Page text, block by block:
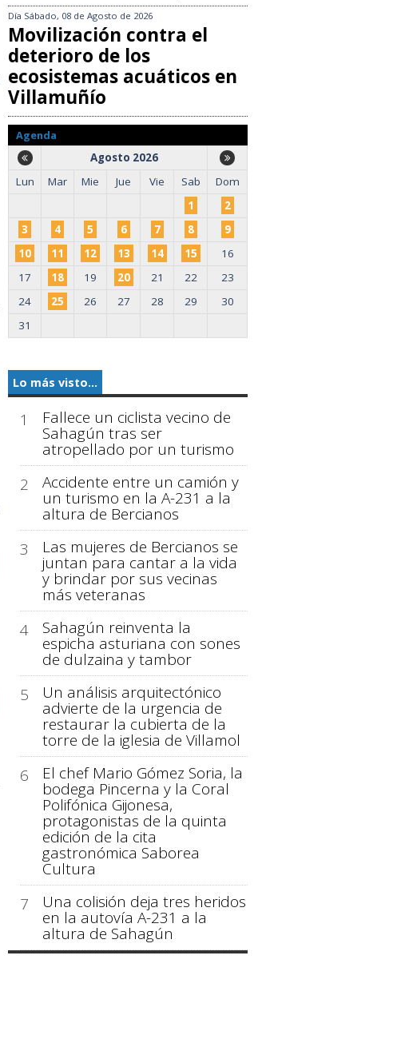
Día Sábado, 08 de Agosto de 2026
Movilización contra el
deterioro de los
ecosistemas acuáticos en
Villamuñío
Agenda
Agosto 2026
Lun
Mar Mie Jue Vie Sab
Dom
1
2
3
4 5 6 7 8
9
10
11 12 13 14 15
16
17
18 19 20 21 22
23
24
25 26 27 28 29
30
31
Lo más visto...
1 Fallece un ciclista vecino de
Sahagún tras ser
atropellado por un turismo
2
Accidente entre un camión y
un turismo en la A-231 a la
altura de Bercianos
3
Las mujeres de Bercianos se
juntan para cantar a la vida
y brindar por sus vecinas
más veteranas
4
Sahagún reinventa la
espicha asturiana con sones
de dulzaina y tambor
5
Un análisis arquitectónico
advierte de la urgencia de
restaurar la cubierta de la
torre de la iglesia de Villamol
6
El chef Mario Gómez Soria, la
bodega Pincerna y la Coral
Polifónica Gijonesa,
protagonistas de la quinta
edición de la cita
gastronómica Saborea
Cultura
7
Una colisión deja tres heridos
en la autovía A-231 a la
altura de Sahagún